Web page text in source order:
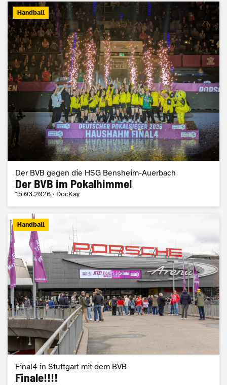
Handball
Der BVB gegen die HSG Bensheim-Auerbach
Der BVB im Pokalhimmel
15.03.2026 · DocKay
Handball
Final4 in Stuttgart mit dem BVB
Finale!!!!